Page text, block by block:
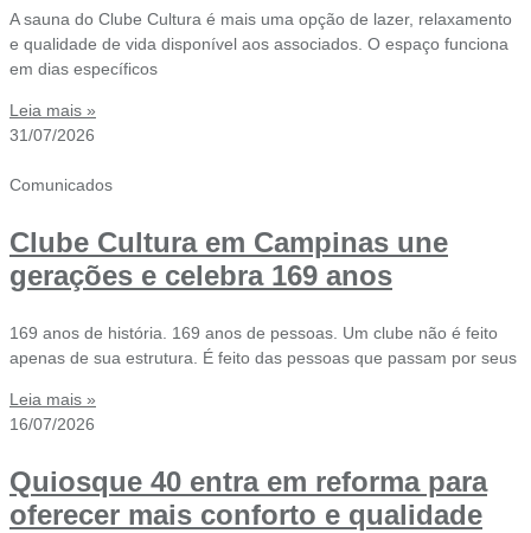
A sauna do Clube Cultura é mais uma opção de lazer, relaxamento
e qualidade de vida disponível aos associados. O espaço funciona
em dias específicos
Leia mais »
31/07/2026
Comunicados
Clube Cultura em Campinas une
gerações e celebra 169 anos
169 anos de história. 169 anos de pessoas. Um clube não é feito
apenas de sua estrutura. É feito das pessoas que passam por seus
Leia mais »
16/07/2026
Quiosque 40 entra em reforma para
oferecer mais conforto e qualidade